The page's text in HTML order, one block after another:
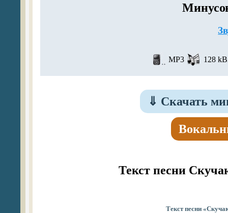
MP3 128
⇓ Скачать
Текст песни
Текст песни